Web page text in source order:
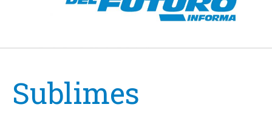
Sublimes